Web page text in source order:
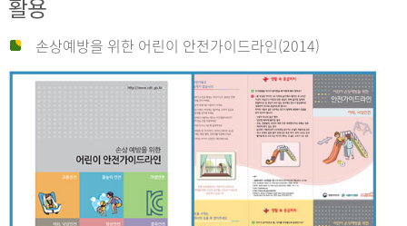
활용
손상예방을 위한 어린이 안전가이드라인(2014)